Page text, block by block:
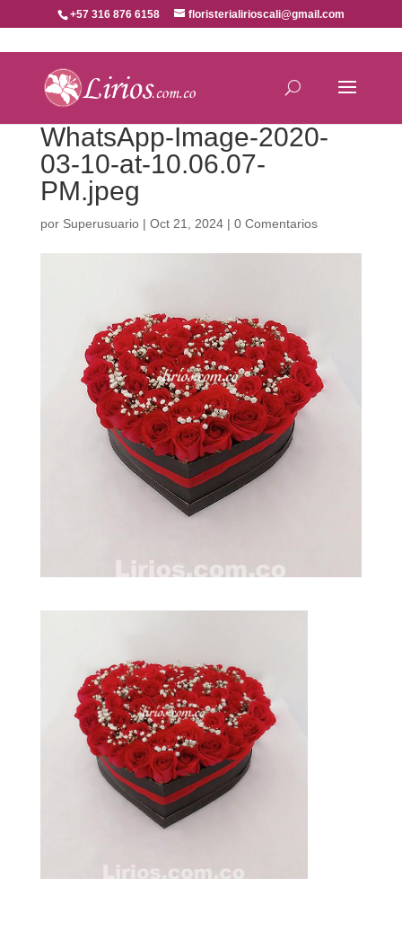
+57 316 876 6158 floristerialirioscali@gmail.com
WhatsApp-Image-2020-
03-10-at-10.06.07-
PM.jpeg
por Superusuario| Oct 21, 2024| 0 Comentarios